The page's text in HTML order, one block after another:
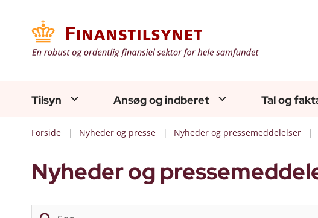
Tilsyn Ansøg og indberet Tal og
Forside Nyheder og presse Nyheder og pressemeddelelser
Nyheder og